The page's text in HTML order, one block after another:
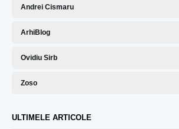
Andrei Cismaru
ArhiBlog
Ovidiu Sirb
Zoso
ULTIMELE ARTICOLE